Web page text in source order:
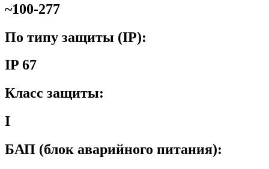
~100-277
По типу защиты (IP):
IP 67
Класс защиты:
I
БАП (блок аварийного питания):